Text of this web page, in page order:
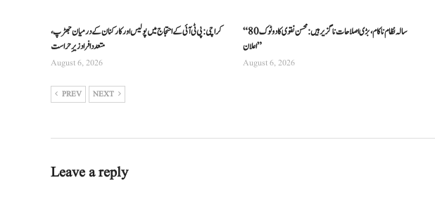
کراچی: پی ٹی آئی کے احتجاج میں پولیس اور کارکنان کے درمیان جھڑپ،
متعدد افراد زیرِ حراست
August 6, 2026
“80 سالہ نظام ناکام، بڑی اصلاحات ناگزیر ہیں: محسن نقوی کا دوٹوک
اعلان”
August 6, 2026
PREV NEXT
Leave a reply